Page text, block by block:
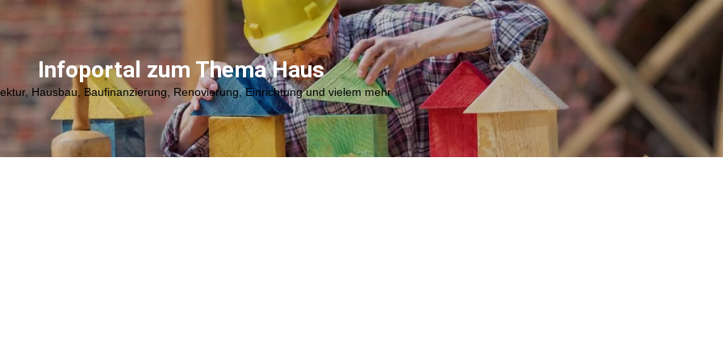
Infoportal zum Thema Haus
Hausbau, Baufinanzierung, Renovierung, Einrichtung und vielem mehr